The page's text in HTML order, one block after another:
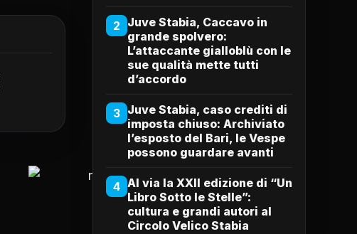
2 Juve Stabia, Caccavo in
grande spolvero:
L’attaccante gialloblù con le
sue qualità mette tutti
d’accordo
3 Juve Stabia, caso crediti di
imposta chiuso: Archiviato
l’esposto del Bari, le Vespe
possono guardare avanti
4 Al via la XXII edizione di “Un
Libro Sotto le Stelle”:
cultura e grandi autori al
Circolo Velico Stabia